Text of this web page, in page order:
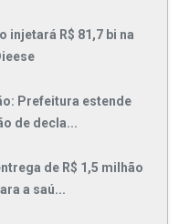
injetará R$ 81,7 bi na
Prefeitura estende
de decla...
de R$ 1,5 milhão
a saú...